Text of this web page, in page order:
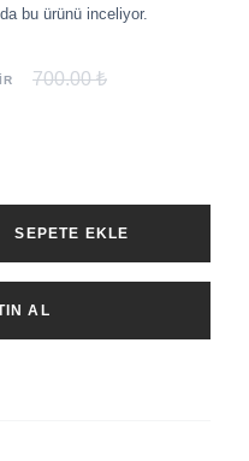
bu ürünü inceliyor.
700.00 ₺
SEPETE EKLE
AL